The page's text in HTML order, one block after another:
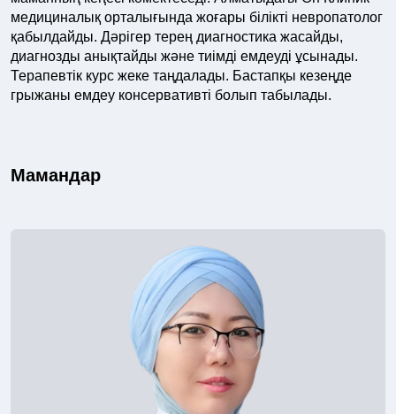
медициналық орталығында жоғары білікті невропатолог
қабылдайды. Дәрігер терең диагностика жасайды,
диагнозды анықтайды және тиімді емдеуді ұсынады.
Терапевтік курс жеке таңдалады. Бастапқы кезеңде
грыжаны емдеу консервативті болып табылады.
Мамандар